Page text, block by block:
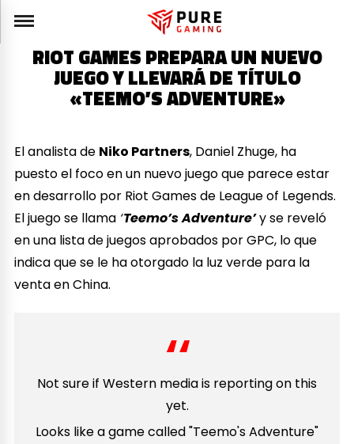
RIOT GAMES PREPARA UN NUEVO
JUEGO Y LLEVARÁ DE TÍTULO
«TEEMO’S ADVENTURE»
El analista de Niko Partners, Daniel Zhuge, ha
puesto el foco en un nuevo juego que parece estar
en desarrollo por Riot Games de League of Legends.
El juego se llama ‘Teemo’s Adventure’y se reveló
en una lista de juegos aprobados por GPC, lo que
indica que se le ha otorgado la luz verde para la
venta en China.
Not sure if Western media is reporting on this
yet.
Looks like a game called "Teemo's Adventure"